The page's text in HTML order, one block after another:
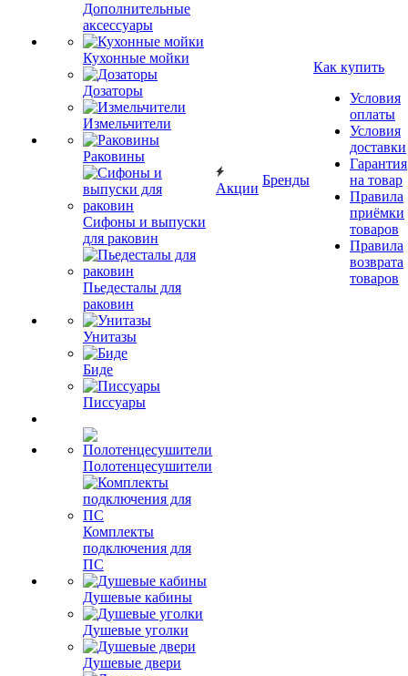
Дополнительные
аксессуары
Кухонные мойки
Дозаторы
Измельчители
Раковины
Сифоны и выпуски
для раковин
Пьедесталы для
раковин
Унитазы
Биде
Писсуары
Полотенцесушители
Комплекты
подключения для
ПС
Душевые кабины
Душевые уголки
Душевые двери
Акции
Бренды
Как купить
Условия
оплаты
Условия
доставки
Гарантия
на товар
Правила
приёмки
товаров
Правила
возврата
товаров